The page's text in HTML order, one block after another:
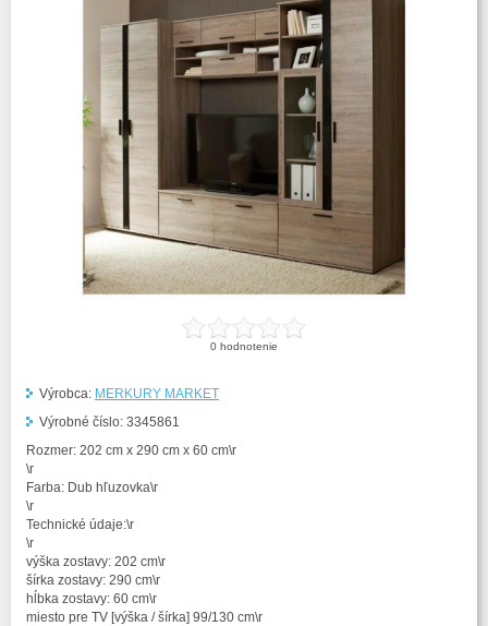
0 hodnotenie
Výrobca: MERKURY MARKET
Výrobné číslo: 3345861
Rozmer: 202 cm x 290 cm x 60 cm\r
\r
Farba: Dub hľuzovka\r
\r
Technické údaje:\r
\r
výška zostavy: 202 cm\r
šírka zostavy: 290 cm\r
hĺbka zostavy: 60 cm\r
miesto pre TV [výška / šírka] 99/130 cm\r